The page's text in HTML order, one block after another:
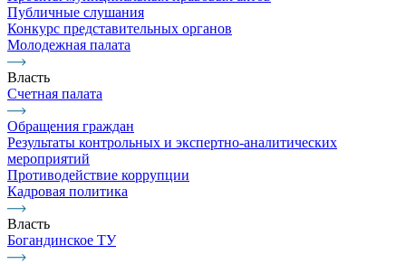
Публичные слушания
Конкурс представительных органов
Молодежная палата
Власть
Счетная палата
Обращения граждан
Результаты контрольных и экспертно-аналитических
мероприятий
Противодействие коррупции
Кадровая политика
Власть
Богандинское ТУ